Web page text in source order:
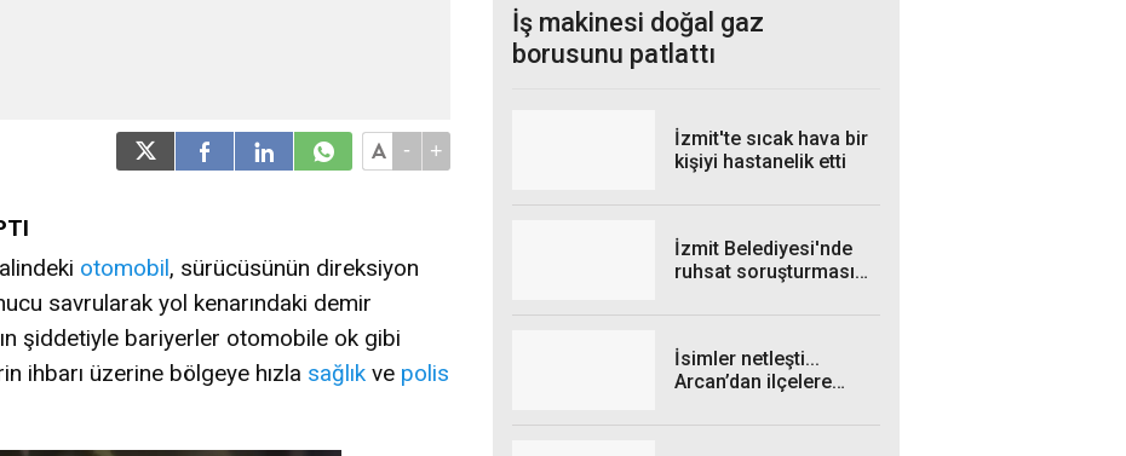
- +
otomobil, sürücüsünün direksiyon
savrularak yol kenarındaki demir
şiddetiyle bariyerler otomobile ok gibi
ihbarı üzerine bölgeye hızla sağlık ve polis
İş makinesi doğal gaz
borusunu patlattı
İzmit'te sıcak hava bir
kişiyi hastanelik etti
İzmit Belediyesi'nde
ruhsat soruşturması
İsimler netleşti...
Arcan’dan ilçelere